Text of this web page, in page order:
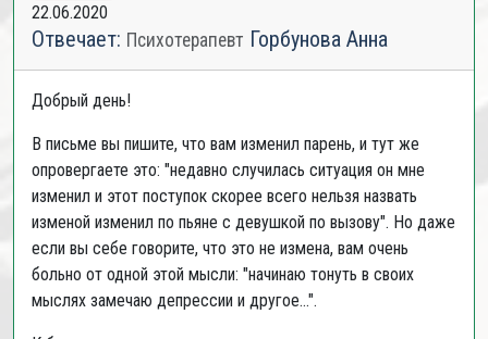
22.06.2020
Отвечает: Психотерапевт Горбунова Анна
Добрый день!
В письме вы пишите, что вам изменил парень, и тут же
опровергаете это: "недавно случилась ситуация он мне
изменил и этот поступок скорее всего нельзя назвать
изменой изменил по пьяне с девушкой по вызову". Но даже
если вы себе говорите, что это не измена, вам очень
больно от одной этой мысли: "начинаю тонуть в своих
мыслях замечаю депрессии и другое...".